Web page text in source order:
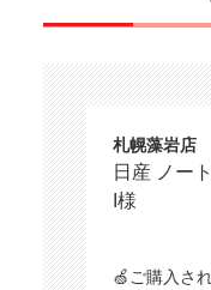
札幌藻岩店
日産 ノート
I様
🍏ご購入さ